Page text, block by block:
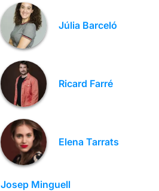
Júlia Barceló
Ricard Farré
Elena Tarrats
Josep Minguell